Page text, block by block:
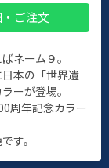
ご注文
ネーム９。
本の「世界遺
ーが登場。
周年記念カラー
す。